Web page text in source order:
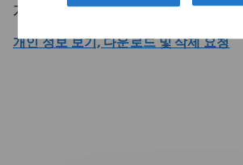
개인 정보 관리
개인 정보 보기, 다운로드 및 삭제 요청